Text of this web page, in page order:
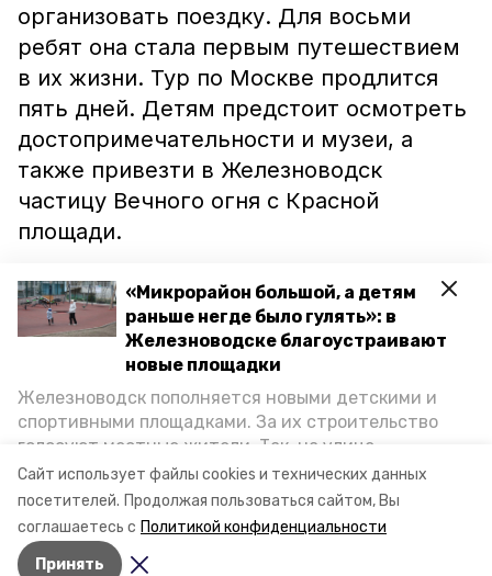
Сайт использует файлы cookies и технических данных
посетителей. Продолжая пользоваться сайтом, Вы
соглашаетесь с Политикой конфиденциальности
Принять
«Микрорайон большой, а детям
раньше негде было гулять»: в
Железноводске благоустраивают
новые площадки
Железноводск пополняется новыми детскими и
спортивными площадками. За их строительство
голосуют местные жители. Так, на улице
Октябрьской уже появилось современное
пространство для отдыха, а в Иноземцеве
приступили к возведению большой спортплощадки.
Подробнее о том, как она будет выглядеть — в
фоторепортаже «Победы26».
организовать поездку. Для восьми
ребят она стала первым путешествием
в их жизни. Тур по Москве продлится
пять дней. Детям предстоит осмотреть
достопримечательности и музеи, а
также привезти в Железноводск
частицу Вечного огня с Красной
площади.
Ранее частичку пламени в курортный
передалиюные жители Сочи. Они
одними из первых поддержали
патриотическую акцию,
организованную в Железноводске в
преддверии 9 Мая.
Авторы: Сергей Пархисенко